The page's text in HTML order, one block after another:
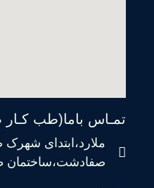
تمـاس باما(طب
ملارد،ابتدای شهرک
صفادشت،ساختمان